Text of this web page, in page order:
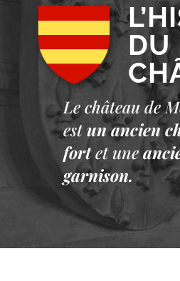
DU
Le château de
est un ancien
fort et une
garnison.